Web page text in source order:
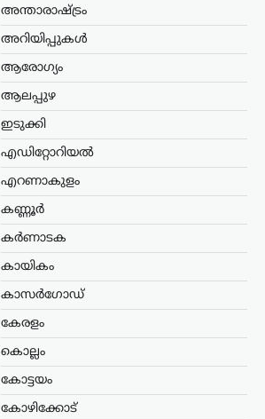
അന്താരാഷ്ട്രം
അറിയിപ്പുകൾ
ആരോഗ്യം
ആലപ്പുഴ
ഇടുക്കി
എഡിറ്റോറിയൽ
എറണാകുളം
കണ്ണൂർ
കർണാടക
കായികം
കാസർഗോഡ്
കേരളം
കൊല്ലം
കോട്ടയം
കോഴിക്കോട്